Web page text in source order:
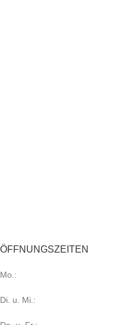
ÖFFNUNGSZEITEN
Mo.:
Di. u. Mi.: